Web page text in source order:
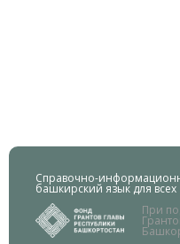
Справочно-
башкирский язык для всех
При